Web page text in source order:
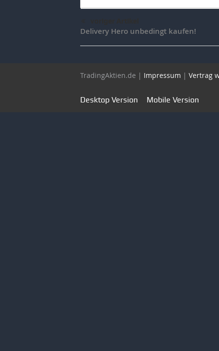
Delivery Hero unbedingt kaufen!
TradingAktien.de | Impressum | Vertrag
Desktop Version Mobile Version